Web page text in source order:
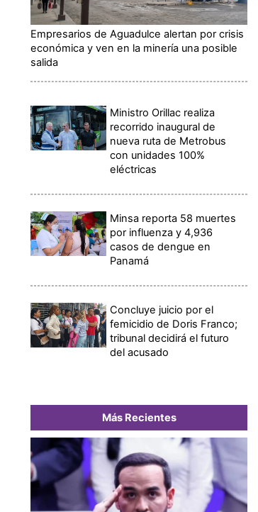
Empresarios de Aguadulce alertan por crisis
económica y ven en la minería una posible
salida
Ministro Orillac realiza
recorrido inaugural de
nueva ruta de Metrobus
con unidades 100%
eléctricas
Minsa reporta 58 muertes
por influenza y 4,936
casos de dengue en
Panamá
Concluye juicio por el
femicidio de Doris Franco;
tribunal decidirá el futuro
del acusado
Más Recientes